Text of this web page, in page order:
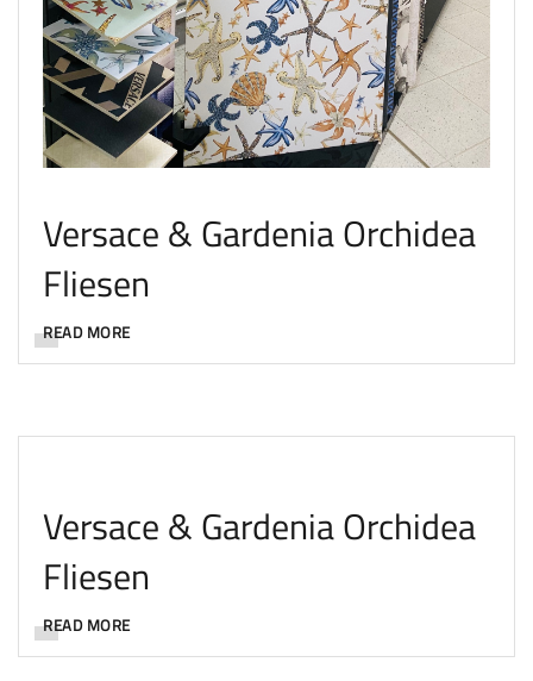
Versace & Gardenia Orchidea
Fliesen
READ MORE
Versace & Gardenia Orchidea
Fliesen
READ MORE